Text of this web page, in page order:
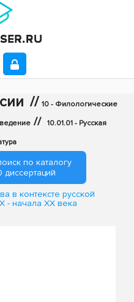
// 10 - Филологические
// 10.01.01 - Русская
по каталогу
в контексте русской
- начала XX века